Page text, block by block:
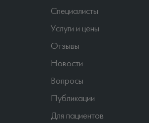
Специалисты
Услуги и цены
Отзывы
Новости
Вопросы
Публикации
Для пациентов